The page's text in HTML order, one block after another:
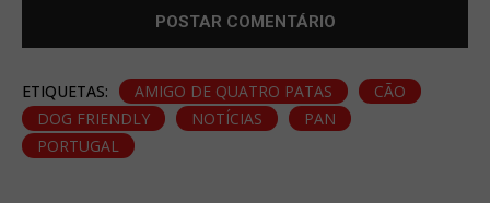
ETIQUETAS: AMIGO DE QUATRO PATAS
CÃO
DOG FRIENDLY
NOTÍCIAS
PAN
PORTUGAL